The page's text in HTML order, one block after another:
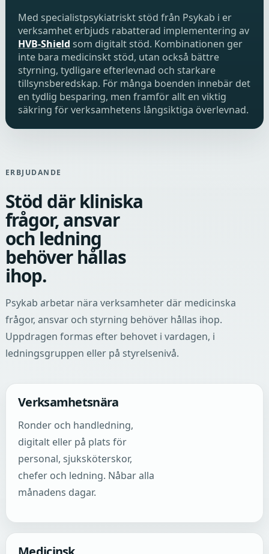
Med specialistpsykiatriskt stöd från Psykab i er
verksamhet erbjuds rabatterad implementering av
HVB-Shield som digitalt stöd. Kombinationen ger
inte bara medicinskt stöd, utan också bättre
styrning, tydligare efterlevnad och starkare
tillsynsberedskap. För många boenden innebär det
en tydlig besparing, men framför allt en viktig
säkring för verksamhetens långsiktiga överlevnad.
ERBJUDANDE
Stöd där kliniska
frågor, ansvar
och ledning
behöver hållas
ihop.
Psykab arbetar nära verksamheter där medicinska
frågor, ansvar och styrning behöver hållas ihop.
Uppdragen formas efter behovet i vardagen, i
ledningsgruppen eller på styrelsenivå.
Verksamhetsnära
Ronder och handledning,
digitalt eller på plats för
personal, sjuksköterskor,
chefer och ledning. Nåbar alla
månadens dagar.